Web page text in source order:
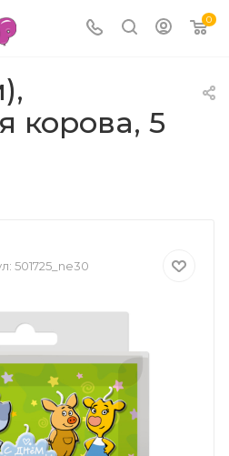
0
корова, 5
501725_ne30